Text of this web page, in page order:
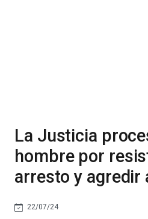
La Justicia
hombre por
arresto y agredir
22/07/24